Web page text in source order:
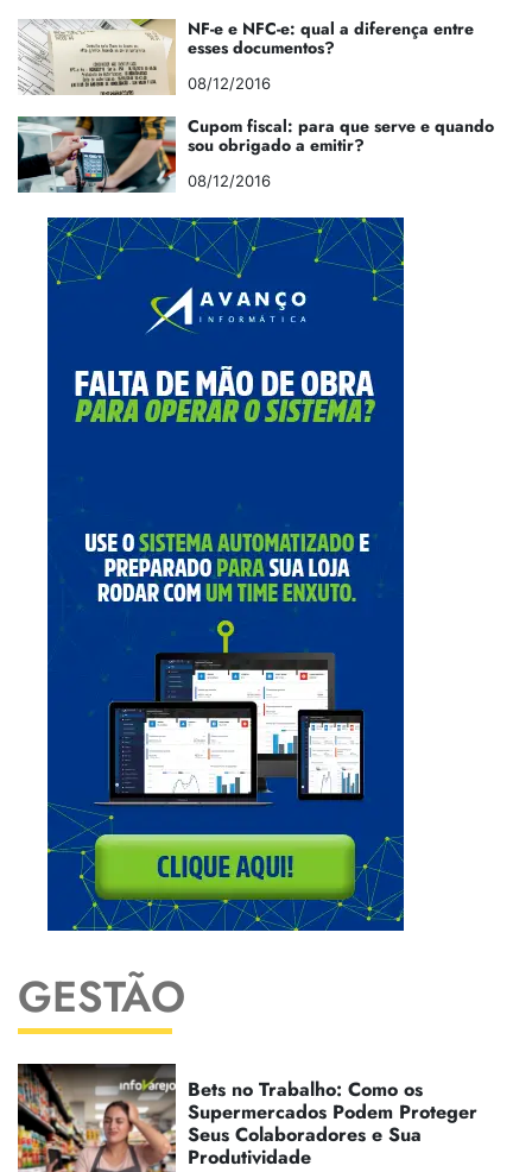
NF-e e NFC-e: qual a diferença entre
esses documentos?
08/12/2016
Cupom fiscal: para que serve e quando
sou obrigado a emitir?
08/12/2016
GESTÃO
Bets no Trabalho: Como os
Supermercados Podem Proteger
Seus Colaboradores e Sua
Produtividade